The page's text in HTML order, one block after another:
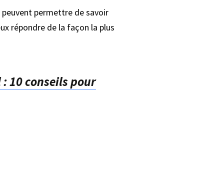
permettre de savoir
répondre de la façon la plus
10 conseils pour